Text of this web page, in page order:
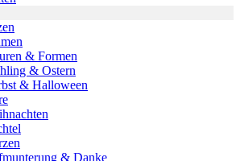
& Formen
& Ostern
& Halloween
& Danke